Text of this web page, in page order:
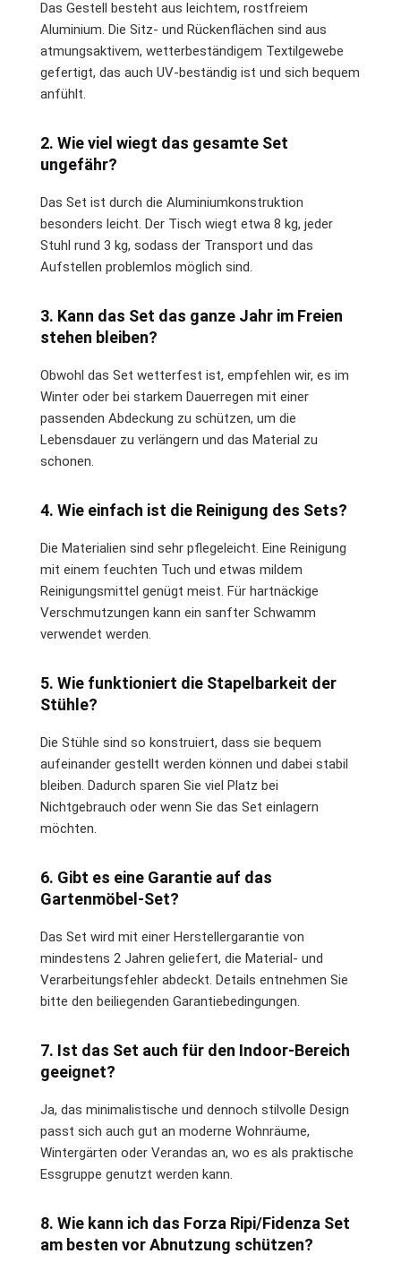
Das Gestell besteht aus leichtem, rostfreiem
Aluminium. Die Sitz- und Rückenflächen sind aus
atmungsaktivem, wetterbeständigem Textilgewebe
gefertigt, das auch UV-beständig ist und sich bequem
anfühlt.
2. Wie viel wiegt das gesamte Set
ungefähr?
Das Set ist durch die Aluminiumkonstruktion
besonders leicht. Der Tisch wiegt etwa 8 kg, jeder
Stuhl rund 3 kg, sodass der Transport und das
Aufstellen problemlos möglich sind.
3. Kann das Set das ganze Jahr im Freien
stehen bleiben?
Obwohl das Set wetterfest ist, empfehlen wir, es im
Winter oder bei starkem Dauerregen mit einer
passenden Abdeckung zu schützen, um die
Lebensdauer zu verlängern und das Material zu
schonen.
4. Wie einfach ist die Reinigung des Sets?
Die Materialien sind sehr pflegeleicht. Eine Reinigung
mit einem feuchten Tuch und etwas mildem
Reinigungsmittel genügt meist. Für hartnäckige
Verschmutzungen kann ein sanfter Schwamm
verwendet werden.
5. Wie funktioniert die Stapelbarkeit der
Stühle?
Die Stühle sind so konstruiert, dass sie bequem
aufeinander gestellt werden können und dabei stabil
bleiben. Dadurch sparen Sie viel Platz bei
Nichtgebrauch oder wenn Sie das Set einlagern
möchten.
6. Gibt es eine Garantie auf das
Gartenmöbel-Set?
Das Set wird mit einer Herstellergarantie von
mindestens 2 Jahren geliefert, die Material- und
Verarbeitungsfehler abdeckt. Details entnehmen Sie
bitte den beiliegenden Garantiebedingungen.
7. Ist das Set auch für den Indoor-Bereich
geeignet?
Ja, das minimalistische und dennoch stilvolle Design
passt sich auch gut an moderne Wohnräume,
Wintergärten oder Verandas an, wo es als praktische
Essgruppe genutzt werden kann.
8. Wie kann ich das Forza Ripi/Fidenza Set
am besten vor Abnutzung schützen?